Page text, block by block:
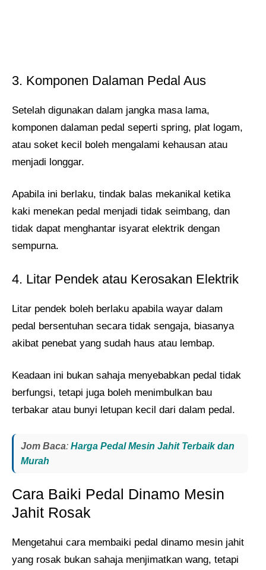
3. Komponen Dalaman Pedal Aus
Setelah digunakan dalam jangka masa lama,
komponen dalaman pedal seperti spring, plat logam,
atau soket kecil boleh mengalami kehausan atau
menjadi longgar.
Apabila ini berlaku, tindak balas mekanikal ketika
kaki menekan pedal menjadi tidak seimbang, dan
tidak dapat menghantar isyarat elektrik dengan
sempurna.
4. Litar Pendek atau Kerosakan Elektrik
Litar pendek boleh berlaku apabila wayar dalam
pedal bersentuhan secara tidak sengaja, biasanya
akibat penebat yang sudah haus atau lembap.
Keadaan ini bukan sahaja menyebabkan pedal tidak
berfungsi, tetapi juga boleh menimbulkan bau
terbakar atau bunyi letupan kecil dari dalam pedal.
Jom Baca: Harga Pedal Mesin Jahit Terbaik dan
Murah
Cara Baiki Pedal Dinamo Mesin
Jahit Rosak
Mengetahui cara membaiki pedal dinamo mesin jahit
yang rosak bukan sahaja menjimatkan wang, tetapi